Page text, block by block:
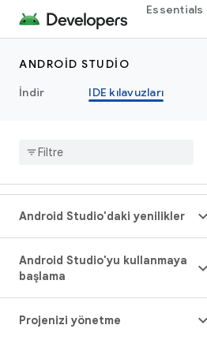
Essentials
ANDROID STUDIO
İndir
IDE kılavuzları
Android Studio'daki yenilikler
Android Studio'yu kullanmaya
başlama
Projenizi yönetme